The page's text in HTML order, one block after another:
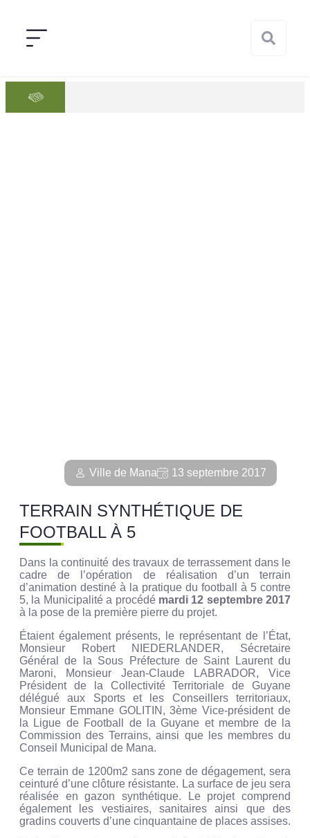
Ville de Mana 13 septembre 2017
TERRAIN SYNTHÉTIQUE DE
FOOTBALL À 5
Dans la continuité des travaux de terrassement dans le
cadre de l’opération de réalisation d’un terrain
d’animation destiné à la pratique du football à 5 contre
5, la Municipalité a procédé mardi 12 septembre 2017
à la pose de la première pierre du projet.
Étaient également présents, le représentant de l’État,
Monsieur Robert NIEDERLANDER, Sécretaire
Général de la Sous Préfecture de Saint Laurent du
Maroni, Monsieur Jean-Claude LABRADOR, Vice
Président de la Collectivité Territoriale de Guyane
délégué aux Sports et les Conseillers territoriaux,
Monsieur Emmane GOLITIN, 3ème Vice-président de
la Ligue de Football de la Guyane et membre de la
Commission des Terrains, ainsi que les membres du
Conseil Municipal de Mana.
Ce terrain de 1200m2 sans zone de dégagement, sera
ceinturé d’une clôture résistante. La surface de jeu sera
réalisée en gazon synthétique. Le projet comprend
également les vestiaires, sanitaires ainsi que des
gradins couverts d’une cinquantaine de places assises.